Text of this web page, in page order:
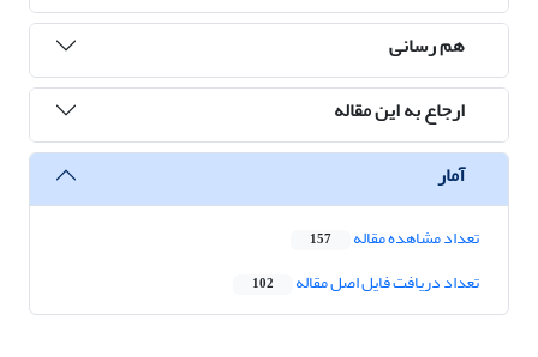
هم رسانی
ارجاع به این مقاله
آمار
تعداد مشاهده مقاله 157
تعداد دریافت فایل اصل مقاله 102